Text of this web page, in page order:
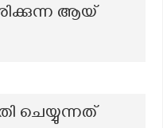
ആയ്
ചെയ്യുന്നത്